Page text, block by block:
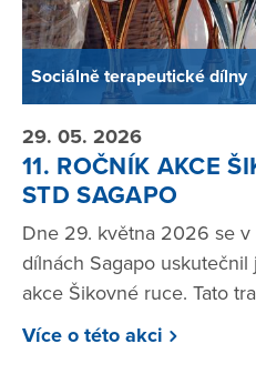
Sociálně terapeutické dílny
29. 05. 2026
11. ROČNÍK AKCE
STD SAGAPO
Dne 29. května 2026 se
dílnách Sagapo uskutečnil
akce Šikovné ruce. Tato
Více o této akci